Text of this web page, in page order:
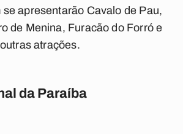
apresentarão Cavalo de Pau,
de Menina, Furacão do Forró e
atrações.
da Paraíba